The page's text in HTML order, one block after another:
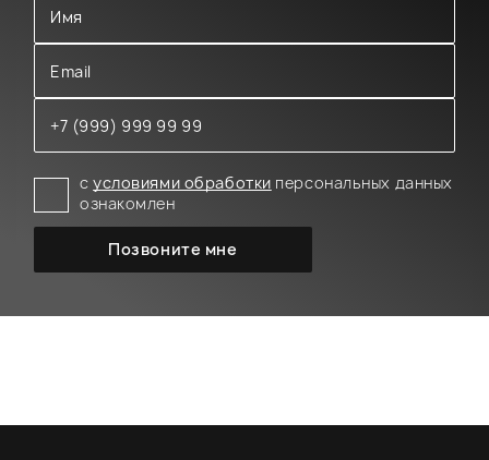
сусловиями обработки персональных данных
ознакомлен